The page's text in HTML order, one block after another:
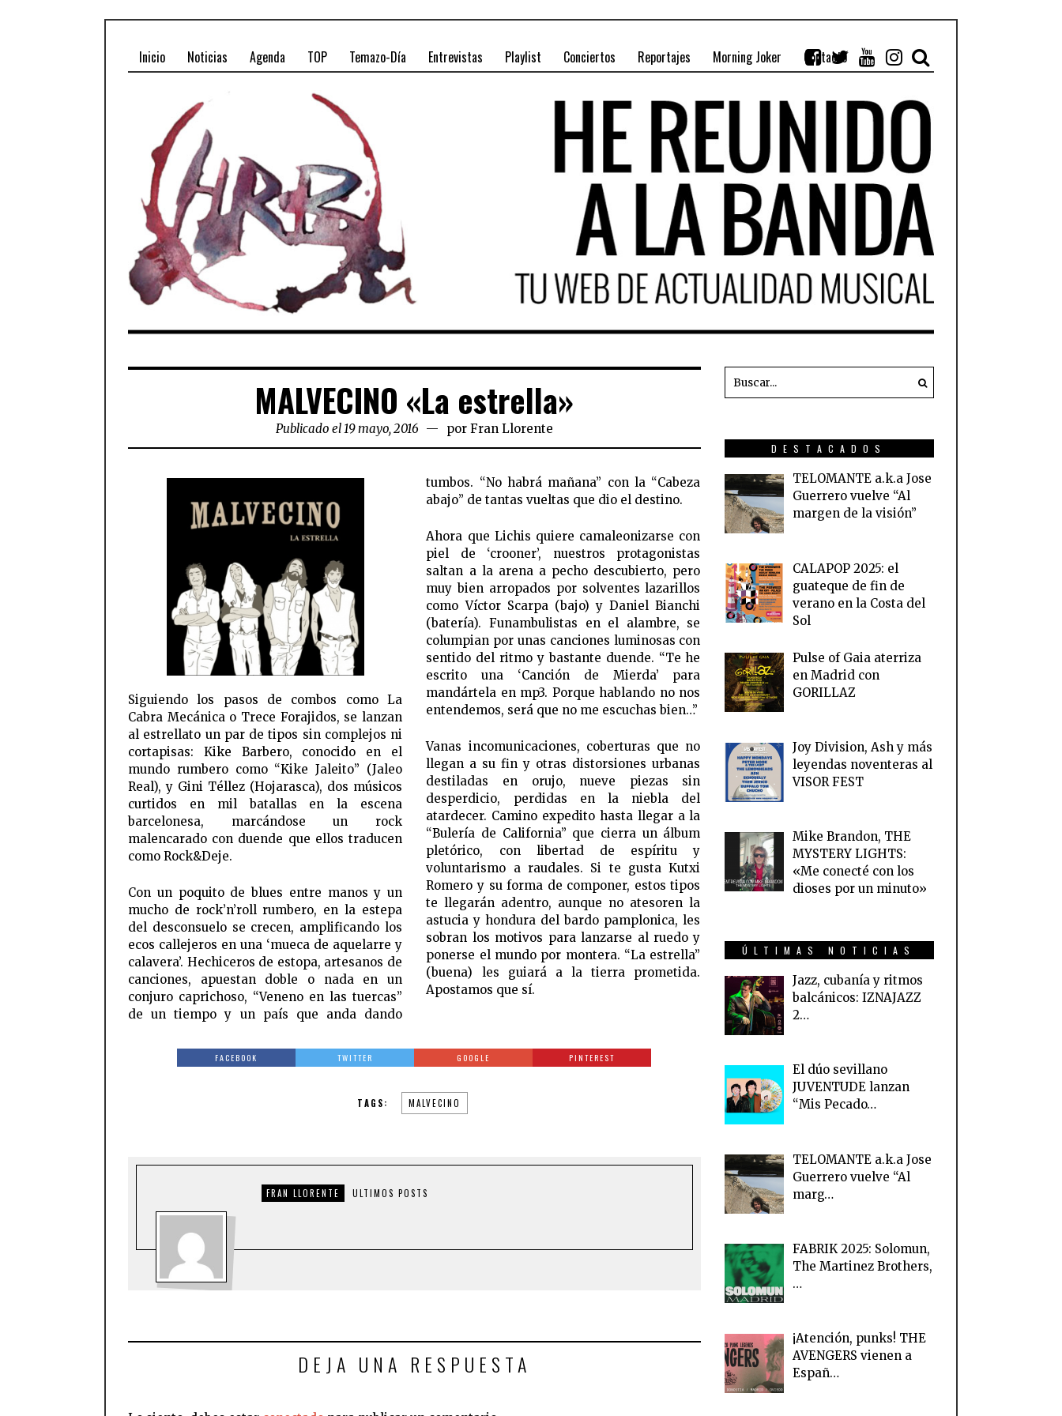
Inicio Noticias Agenda TOP Temazo-Día Entrevistas Playlist Conciertos Reportajes Morning Joker Contacto
MALVECINO «La estrella»
Publicado el 19 mayo, 2016 por Fran Llorente
Siguiendo los pasos de combos como La
Cabra Mecánica o Trece Forajidos, se lanzan
al estrellato un par de tipos sin complejos ni
cortapisas: Kike Barbero, conocido en el
mundo rumbero como “Kike Jaleito” (Jaleo
Real), y Gini Téllez (Hojarasca), dos músicos
curtidos en mil batallas en la escena
barcelonesa, marcándose un rock
malencarado con duende que ellos traducen
como Rock&Deje.
Con un poquito de blues entre manos y un
mucho de rock’n’roll rumbero, en la estepa
del desconsuelo se crecen, amplificando los
ecos callejeros en una ‘mueca de aquelarre y
calavera’. Hechiceros de estopa, artesanos de
canciones, apuestan doble o nada en un
conjuro caprichoso, “Veneno en las tuercas”
de un tiempo y un país que anda dando
tumbos. “No habrá mañana” con la “Cabeza
abajo” de tantas vueltas que dio el destino.
Ahora que Lichis quiere camaleonizarse con
piel de ‘crooner’, nuestros protagonistas
saltan a la arena a pecho descubierto, pero
muy bien arropados por solventes lazarillos
como Víctor Scarpa (bajo) y Daniel Bianchi
(batería). Funambulistas en el alambre, se
columpian por unas canciones luminosas con
sentido del ritmo y bastante duende. “Te he
escrito una ‘Canción de Mierda’ para
mandártela en mp3. Porque hablando no nos
entendemos, será que no me escuchas bien…”
Vanas incomunicaciones, coberturas que no
llegan a su fin y otras distorsiones urbanas
destiladas en orujo, nueve piezas sin
desperdicio, perdidas en la niebla del
atardecer. Camino expedito hasta llegar a la
“Bulería de California” que cierra un álbum
pletórico, con libertad de espíritu y
voluntarismo a raudales. Si te gusta Kutxi
Romero y su forma de componer, estos tipos
te llegarán adentro, aunque no atesoren la
astucia y hondura del bardo pamplonica, les
sobran los motivos para lanzarse al ruedo y
ponerse el mundo por montera. “La estrella”
(buena) les guiará a la tierra prometida.
Apostamos que sí.
FACEBOOK TWITTER GOOGLE PINTEREST
TAGS: MALVECINO
FRAN LLORENTE ULTIMOS POSTS
DEJA UNA RESPUESTA
DESTACADOS
TELOMANTE a.k.a Jose
Guerrero vuelve “Al
margen de la visión”
CALAPOP 2025: el
guateque de fin de
verano en la Costa del
Sol
Pulse of Gaia aterriza
en Madrid con
GORILLAZ
Joy Division, Ash y más
leyendas noventeras al
VISOR FEST
Mike Brandon, THE
MYSTERY LIGHTS:
«Me conecté con los
dioses por un minuto»
ÚLTIMAS NOTICIAS
Jazz, cubanía y ritmos
balcánicos: IZNAJAZZ
2…
El dúo sevillano
JUVENTUDE lanzan
“Mis Pecado…
TELOMANTE a.k.a Jose
Guerrero vuelve “Al
marg…
FABRIK 2025: Solomun,
The Martinez Brothers,
…
¡Atención, punks! THE
AVENGERS vienen a
Españ…